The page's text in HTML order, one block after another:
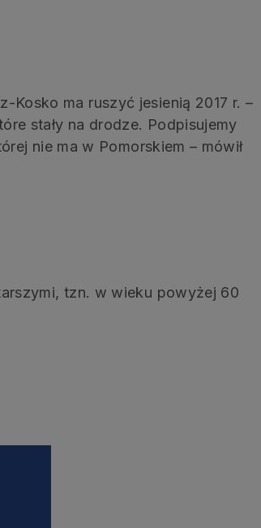
Kosko ma ruszyć jesienią 2017 r. –
stały na drodze. Podpisujemy
nie ma w Pomorskiem – mówił
tzn. w wieku powyżej 60